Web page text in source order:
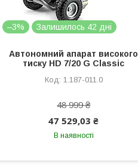
–3% Залишилось 42 дні
Автономний апарат високого
тиску HD 7/20 G Classic
1.187-011.0
48 999 ₴
47 529,03 ₴
В наявності